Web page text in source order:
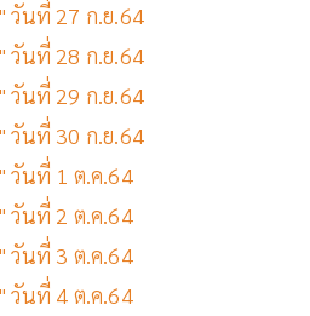
วันที่ 27 ก.ย.64
วันที่ 28 ก.ย.64
วันที่ 29 ก.ย.64
วันที่ 30 ก.ย.64
วันที่ 1 ต.ค.64
วันที่ 2 ต.ค.64
วันที่ 3 ต.ค.64
วันที่ 4 ต.ค.64